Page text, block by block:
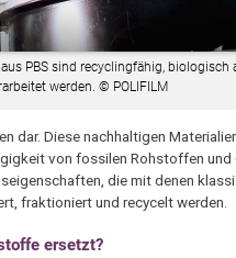
PBS sind recyclingfähig,
werden. © POLIFILM
Diese nachhaltigen
von fossilen Rohstoffen und
die mit denen
fraktioniert und recycelt werden.
ersetzt?